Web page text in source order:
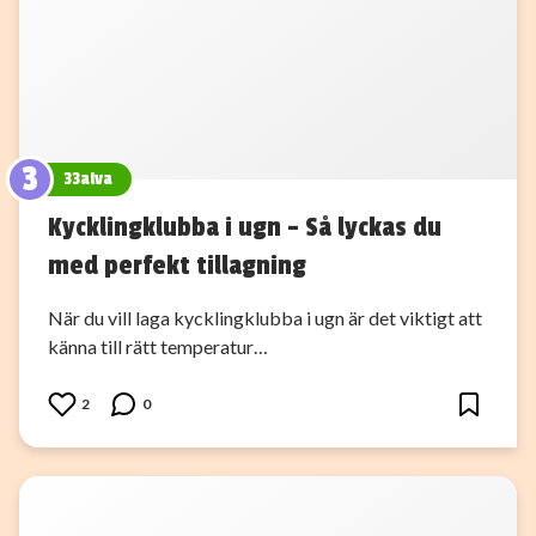
3 33alva
Kycklingklubba i ugn – Så lyckas du
med perfekt tillagning
När du vill laga kycklingklubba i ugn är det viktigt att
känna till rätt temperatur…
2 0